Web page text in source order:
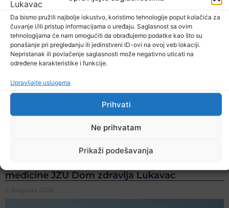
Da bismo pružili najbolje iskustvo, koristimo tehnologije poput kolačića za
čuvanje i/ili pristup informacijama o uređaju. Saglasnost sa ovim
tehnologijama će nam omogućiti da obrađujemo podatke kao što su
ponašanje pri pregledanju ili jedinstveni ID-ovi na ovoj veb lokaciji.
Nepristanak ili povlačenje saglasnosti može negativno uticati na
određene karakteristike i funkcije.
Upravljajte uslugama
Prihvati
Ne prihvatam
Prikaži podešavanja
medicine JZU Dom zdravlja Lukavac
7. Augusta 2026.